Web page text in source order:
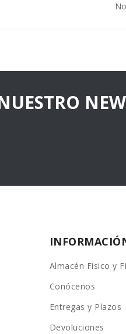
Almacén Físico y
Conócenos
Entregas y Plazos
Devoluciones